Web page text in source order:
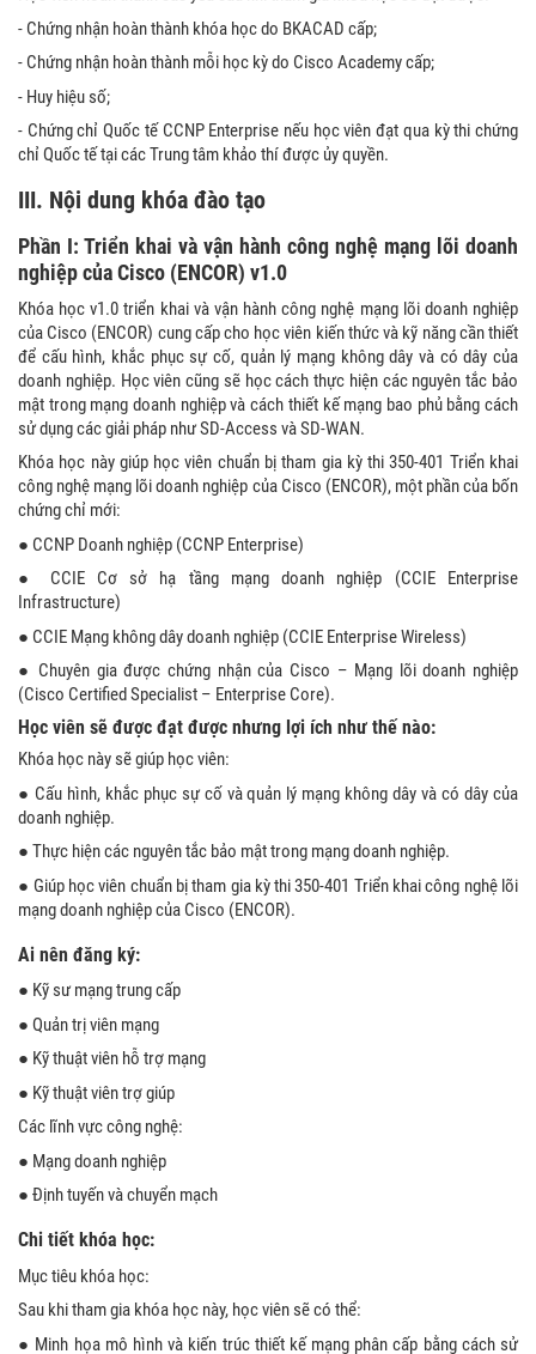
- Chứng nhận hoàn thành khóa học do BKACAD cấp;
- Chứng nhận hoàn thành mỗi học kỳ do Cisco Academy cấp;
- Huy hiệu số;
- Chứng chỉ Quốc tế CCNP Enterprise nếu học viên đạt qua kỳ thi chứng
chỉ Quốc tế tại các Trung tâm khảo thí được ủy quyền.
III. Nội dung khóa đào tạo
Phần I: Triển khai và vận hành công nghệ mạng lõi doanh
nghiệp của Cisco (ENCOR) v1.0
Khóa học v1.0 triển khai và vận hành công nghệ mạng lõi doanh nghiệp
của Cisco (ENCOR) cung cấp cho học viên kiến thức và kỹ năng cần thiết
để cấu hình, khắc phục sự cố, quản lý mạng không dây và có dây của
doanh nghiệp. Học viên cũng sẽ học cách thực hiện các nguyên tắc bảo
mật trong mạng doanh nghiệp và cách thiết kế mạng bao phủ bằng cách
sử dụng các giải pháp như SD-Access và SD-WAN.
Khóa học này giúp học viên chuẩn bị tham gia kỳ thi 350-401 Triển khai
công nghệ mạng lõi doanh nghiệp của Cisco (ENCOR), một phần của bốn
chứng chỉ mới:
● CCNP Doanh nghiệp (CCNP Enterprise)
● CCIE Cơ sở hạ tầng mạng doanh nghiệp (CCIE Enterprise
Infrastructure)
● CCIE Mạng không dây doanh nghiệp (CCIE Enterprise Wireless)
● Chuyên gia được chứng nhận của Cisco – Mạng lõi doanh nghiệp
(Cisco Certified Specialist – Enterprise Core).
Học viên sẽ được đạt được nhưng lợi ích như thế nào:
Khóa học này sẽ giúp học viên:
● Cấu hình, khắc phục sự cố và quản lý mạng không dây và có dây của
doanh nghiệp.
● Thực hiện các nguyên tắc bảo mật trong mạng doanh nghiệp.
● Giúp học viên chuẩn bị tham gia kỳ thi 350-401 Triển khai công nghệ lõi
mạng doanh nghiệp của Cisco (ENCOR).
Ai nên đăng ký:
● Kỹ sư mạng trung cấp
● Quản trị viên mạng
● Kỹ thuật viên hỗ trợ mạng
● Kỹ thuật viên trợ giúp
Các lĩnh vực công nghệ:
● Mạng doanh nghiệp
● Định tuyến và chuyển mạch
Chi tiết khóa học:
Mục tiêu khóa học:
Sau khi tham gia khóa học này, học viên sẽ có thể:
● Minh họa mô hình và kiến ​​trúc thiết kế mạng phân cấp bằng cách sử